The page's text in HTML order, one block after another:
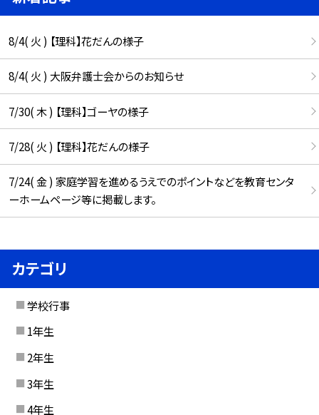
8/4( 火 ) 【理科】花だんの様子
8/4( 火 ) 大阪弁護士会からのお知らせ
7/30( 木 ) 【理科】ゴーヤの様子
7/28( 火 ) 【理科】花だんの様子
7/24( 金 ) 家庭学習を進めるうえでのポイントなどを教育センタ
ーホームページ等に掲載します。
カテゴリ
学校行事
1年生
2年生
3年生
4年生